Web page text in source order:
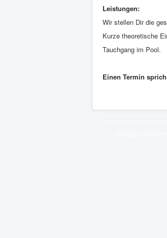
Leistungen:
Wir stellen Dir die
Kurze theoretische
Tauchgang im Pool.
Einen Termin